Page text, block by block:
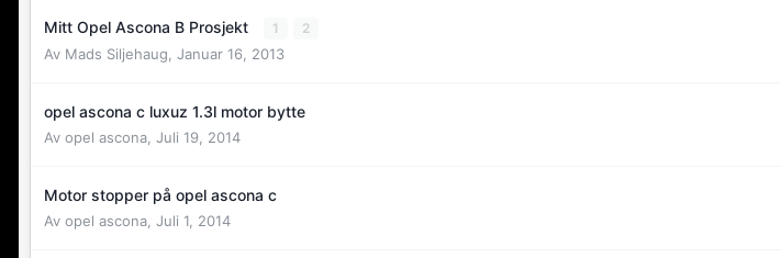
Mitt Opel Ascona B Prosjekt 1 2
Av Mads Siljehaug Januar 16, 2013
opel ascona c luxuz 1.3l motor bytte
Av opel ascona Juli 19, 2014
Motor stopper på opel ascona c
Av opel ascona Juli 1, 2014